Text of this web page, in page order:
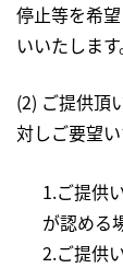
停止等を希
いいたします
(2) ご提供頂
対しご要望い
1.ご提供
が認める
2.ご提供